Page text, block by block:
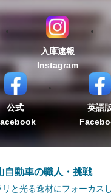
入庫速報
Instagram
公式
英語
自動車の職人・挑戦
リと光る逸材にフォーカス